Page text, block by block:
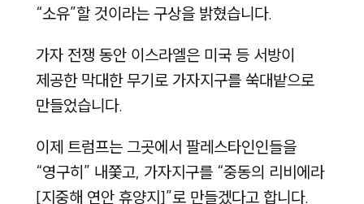
“소유”할 것이라는 구상을 밝혔습니다.
가자 전쟁 동안 이스라엘은 미국 등 서방이
제공한 막대한 무기로 가자지구를 쑥대밭으로
만들었습니다.
이제 트럼프는 그곳에서 팔레스타인인들을
“영구히” 내쫓고, 가자지구를 “중동의 리비에라
[지중해 연안 휴양지]”로 만들겠다고 합니다.